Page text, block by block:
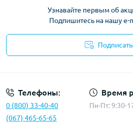
Узнавайте первым об
Подпишитесь на нашу e-
Телефоны:
0 (800) 33-40-40
(067) 465-65-65
Время
Пн-Пт: 9:30-